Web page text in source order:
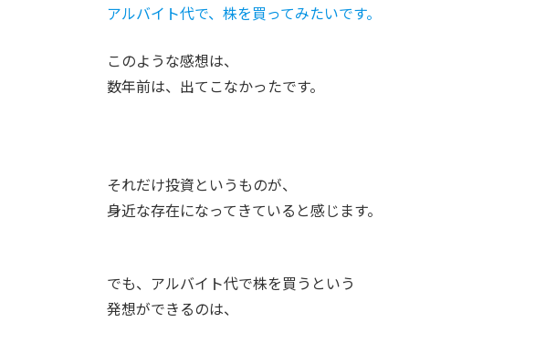
アルバイト代で、株を買ってみたいです。
このような感想は、
数年前は、出てこなかったです。
それだけ投資というものが、
身近な存在になってきていると感じます。
でも、アルバイト代で株を買うという
発想ができるのは、